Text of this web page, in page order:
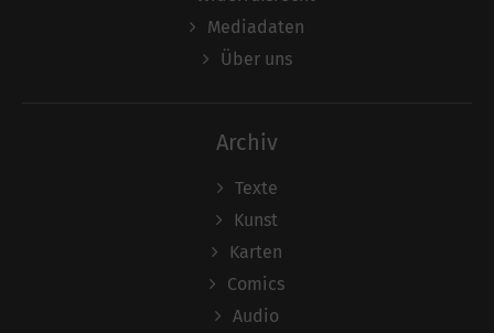
Mediadaten
Über uns
Archiv
Texte
Kunst
Karten
Comics
Audio